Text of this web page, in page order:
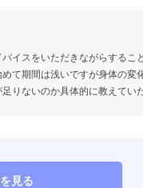
イスをいただきながらする
て期間は浅いですが身体の
りないのか具体的に教えてい
見る